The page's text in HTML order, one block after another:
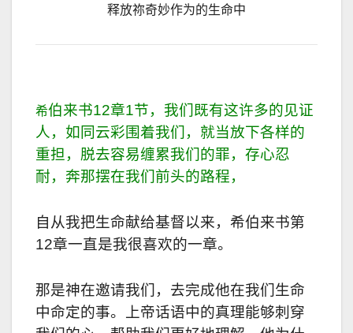
释放祢奇妙作为的生命中
希伯来书12章1节，我们既有这许多的见证
人，如同云彩围着我们，就当放下各样的
重担，脱去容易缠累我们的罪，存心忍
耐，奔那摆在我们前头的路程，
自从我把生命献给基督以来，希伯来书第
12章一直是我很喜欢的一章。
那是神在邀请我们，去完成他在我们生命
中命定的事。上帝话语中的真理能够刺穿